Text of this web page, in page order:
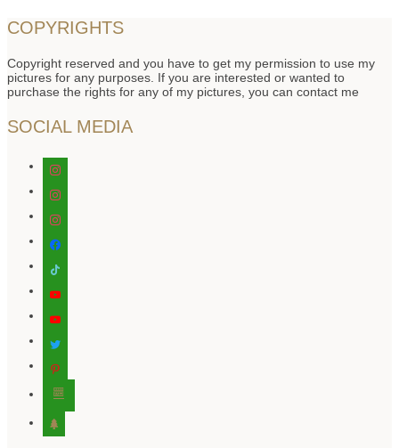
COPYRIGHTS
Copyright reserved and you have to get my permission to use my
pictures for any purposes. If you are interested or wanted to
purchase the rights for any of my pictures, you can contact me
SOCIAL MEDIA
instagram
facebook
editor-
kitchensink
tree